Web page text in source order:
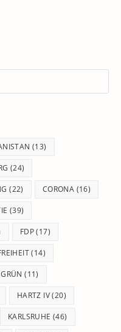
(13)
(24)
(22) CORONA (16)
(39)
FDP(17)
(14)
GRÜN (11)
HARTZ IV(20)
KARLSRUHE (46)